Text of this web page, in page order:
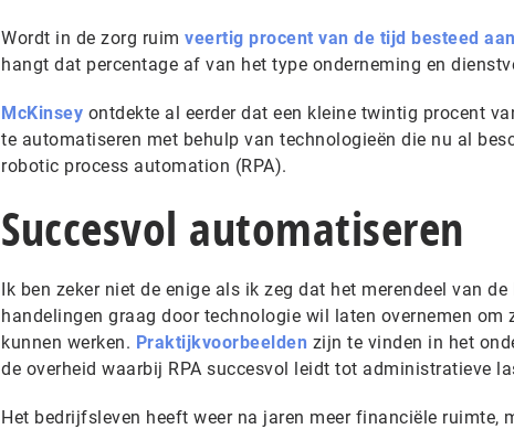
Wordt in de zorg ruim veertig procent van de tijd besteed
hangt dat percentage af van het type onderneming en
McKinsey ontdekte al eerder dat een kleine twintig procent
te automatiseren met behulp van technologieën die nu al
robotic process automation (RPA).
Succesvol automatiseren
Ik ben zeker niet de enige als ik zeg dat het merendeel van
handelingen graag door technologie wil laten overnemen om
kunnen werken. Praktijkvoorbeelden zijn te vinden in het
de overheid waarbij RPA succesvol leidt tot administratieve
Het bedrijfsleven heeft weer na jaren meer financiële ruimte,